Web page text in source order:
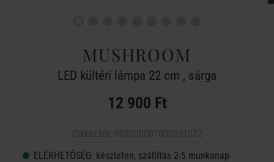
MUSHROOM
LED kültéri lámpa 22 cm , sárga
12 900 Ft
ELÉRHETŐSÉG: készleten, szállítás 2-5 munkanap